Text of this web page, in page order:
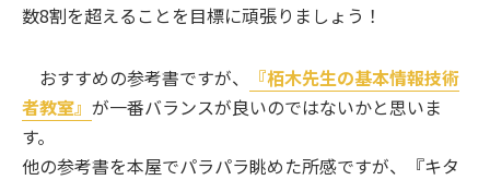
数8割を超えることを目標に頑張りましょう！
おすすめの参考書ですが、
『栢木先生の基本情報技術
者教室』 が一番バランスが良いのではないかと思いま
す。
他の参考書を本屋でパラパラ眺めた所感ですが、『キタ